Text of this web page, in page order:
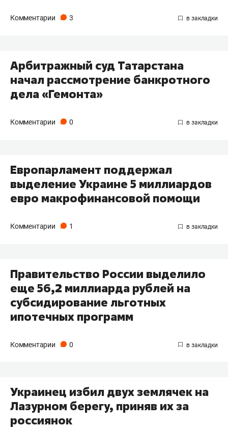
Комментарии 3
Арбитражный суд Татарстана
начал рассмотрение банкротного
дела «Гемонта»
Комментарии 0
Европарламент поддержал
выделение Украине 5 миллиардов
евро макрофинансовой помощи
Комментарии 1
Правительство России выделило
еще 56,2 миллиарда рублей на
субсидирование льготных
ипотечных программ
Комментарии 0
Украинец избил двух землячек на
Лазурном берегу, приняв их за
россиянок